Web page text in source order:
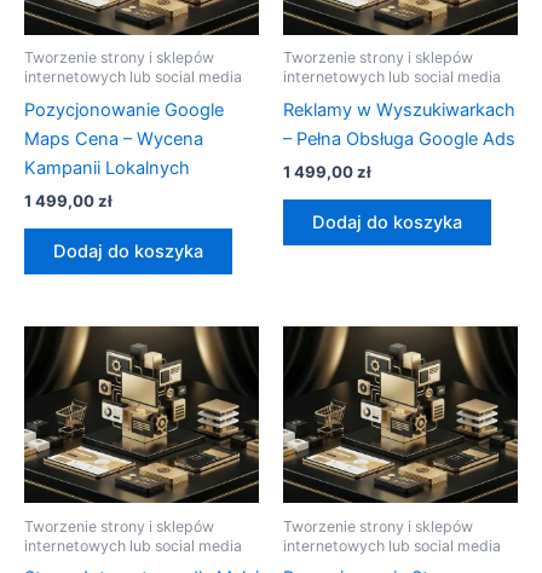
Tworzenie strony i sklepów
internetowych lub social media
Pozycjonowanie Google
Maps Cena – Wycena
Kampanii Lokalnych
1 499,00zł
Dodaj do koszyka
Tworzenie strony i sklepów
internetowych lub social media
Reklamy w Wyszukiwarkach
– Pełna Obsługa Google Ads
1 499,00zł
Dodaj do koszyka
Tworzenie strony i sklepów
internetowych lub social media
Tworzenie strony i sklepów
internetowych lub social media